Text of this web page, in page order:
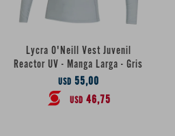
Lycra O'Neill Vest Juvenil
Reactor UV - Manga Larga - Gris
USD 55,00
USD 46,75